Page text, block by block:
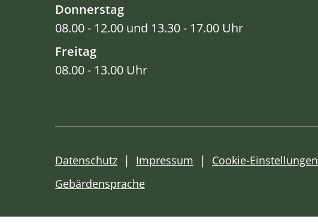
Donnerstag
08.00 - 12.00 und 13.30 - 17.00 Uhr
Freitag
08.00 - 13.00 Uhr
Datenschutz Impressum Cookie-Einstellungen
Gebärdensprache